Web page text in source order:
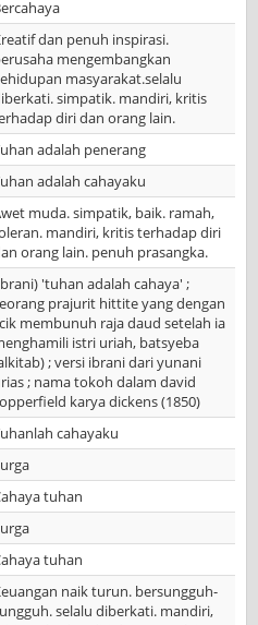
dan penuh inspirasi.
mengembangkan
masyarakat.selalu
simpatik. mandiri, kritis
diri dan orang lain.
adalah penerang
adalah cahayaku
muda. simpatik, baik. ramah,
mandiri, kritis terhadap diri
orang lain. penuh prasangka.
'tuhan adalah cahaya' ;
prajurit hittite yang dengan
membunuh raja daud setelah ia
istri uriah, batsyeba
; versi ibrani dari yunani
; nama tokoh dalam david
karya dickens (1850)
cahayaku
tuhan
tuhan
naik turun. bersungguh-
selalu diberkati. mandiri,